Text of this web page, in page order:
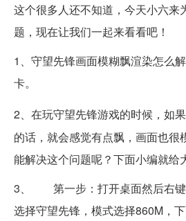
这个很多人还不知道，今天小六来
题，现在让我们一起来看看吧！
1、守望先锋画面模糊飘渲染怎么
卡。
2、在玩守望先锋游戏的时候，如果
的话，就会感觉有点飘，画面也很
能解决这个问题呢？下面小编就给
3、 第一步：打开桌面然后右键
选择守望先锋，模式选择860M，